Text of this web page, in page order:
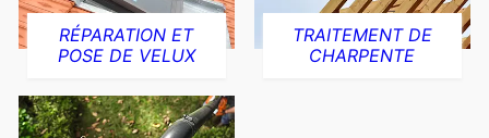
RÉPARATION ET
POSE DE VELUX
TRAITEMENT DE
CHARPENTE